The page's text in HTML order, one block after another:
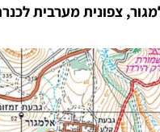
צפונית מערבית